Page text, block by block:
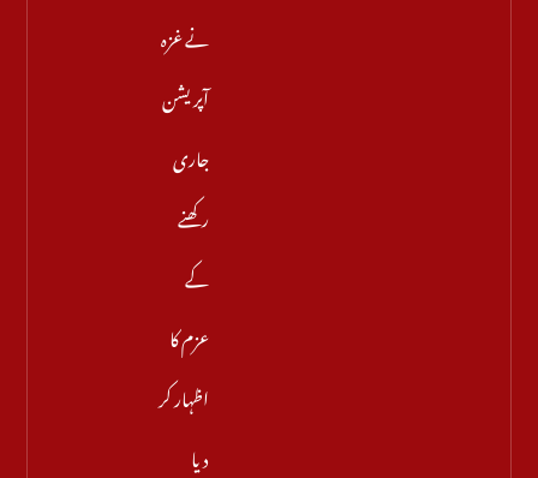
نے غزہ
آپریشن
جاری
رکھنے
کے
عزم کا
اظہار کر
دیا